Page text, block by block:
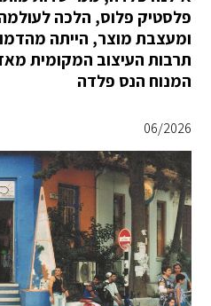
פלסטיק פלוס, הלכה
ומעצבת מוצר, הייתה
המנוח הנס פלדה
06/2026